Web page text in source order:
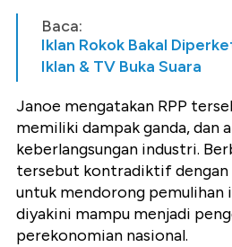
Baca:
Iklan Rokok Bakal
Iklan & TV Buka Suara
Janoe mengatakan RPP
memiliki dampak ganda, dan
keberlangsungan industri.
tersebut kontradiktif dengan
untuk mendorong
diyakini mampu menjadi
perekonomian nasional.